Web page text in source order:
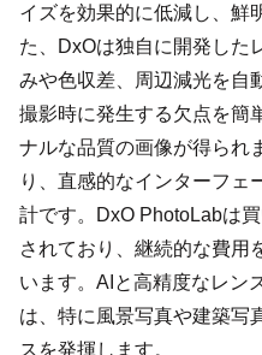
イズを効果的に低減し、鮮
た、DxOは独自に開発した
みや色収差、周辺減光を自
撮影時に発生する欠点を簡
ナルな品質の画像が得られ
り、直感的なインターフェ
計です。DxO PhotoLabは
されており、継続的な費用
います。AIと高精度なレン
は、特に風景写真や建築写
スを発揮します。